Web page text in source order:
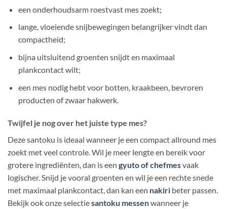
een onderhoudsarm roestvast mes zoekt;
lange, vloeiende snijbewegingen belangrijker vindt dan
compactheid;
bijna uitsluitend groenten snijdt en maximaal
plankcontact wilt;
een mes nodig hebt voor botten, kraakbeen, bevroren
producten of zwaar hakwerk.
Twijfel je nog over het juiste type mes?
Deze santoku is ideaal wanneer je een compact allround mes
zoekt met veel controle. Wil je meer lengte en bereik voor
grotere ingrediënten, dan is een gyuto of chefmesvaak
logischer. Snijd je vooral groenten en wil je een rechte snede
met maximaal plankcontact, dan kan een nakiri beter passen.
Bekijk ook onze selectiesantoku messenwanneer je